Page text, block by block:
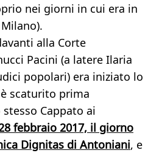
nei giorni in cui era in
alla Corte
Pacini (a latere Ilaria
popolari) era iniziato lo
scaturito prima
Cappato ai
febbraio 2017, il giorno
Dignitas di Antoniani, e